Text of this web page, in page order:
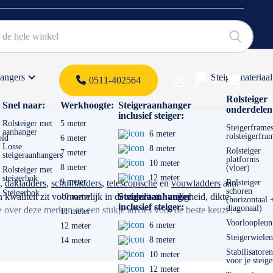
0511-402564
Snel naar:
Rolsteiger met
aanhanger
Losse
steigeraanhangers
Rolsteiger met
steigerbok
Steigerbok
Werkhoogte:
5 meter
6 meter
7 meter
8 meter
9 meter
10 meter
11 meter
12 meter
14 meter
Steigeraanhanger
inclusief steiger:
6 meter
8 meter
10 meter
12 meter
Steigeraanhanger
inclusief steiger:
6 meter
8 meter
10 meter
12 meter
Steigermateriaal
Rolsteiger
Rolsteiger
platforms
(vloer)
Rolsteiger
schoren
(horizontaal
diagonaal)
Steigerwielen
Stabilisatoren
voor je
,dakladders, schuifladders, telescopischeenvouwladders aan.
kwaliteit zit voornamelijk in de stabiliteit / veiligheid, dikte
deze merken en een stukje advies voor de beste keuze,
gaat gebruiken. Transporteert u de ladder veel? Dan is een